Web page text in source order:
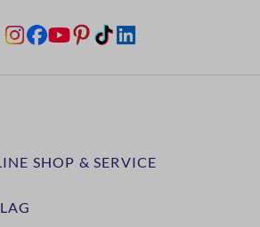
SHOP & SERVICE